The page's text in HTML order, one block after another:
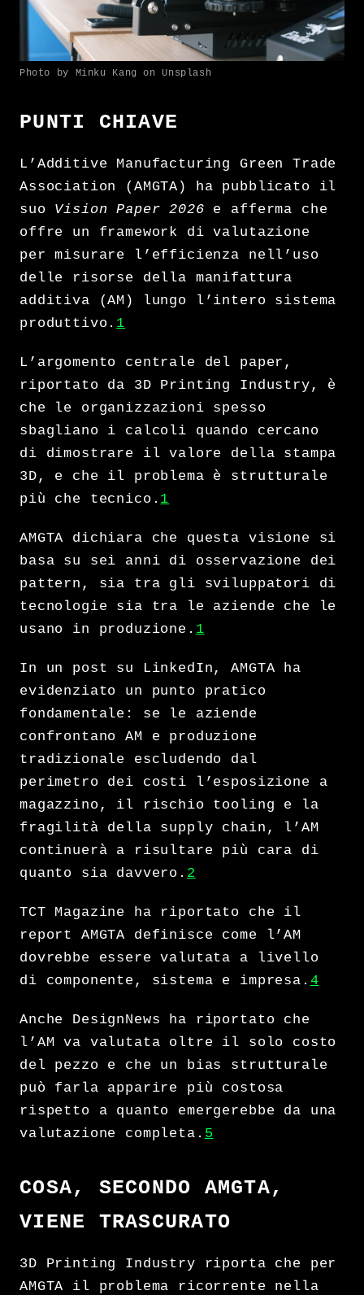
Photo by Minku Kang on Unsplash
PUNTI CHIAVE
L’Additive Manufacturing Green Trade
Association (AMGTA) ha pubblicato il
suo Vision Paper 2026 e afferma che
offre un framework di valutazione
per misurare l’efficienza nell’uso
delle risorse della manifattura
additiva (AM) lungo l’intero sistema
produttivo. 1
L’argomento centrale del paper,
riportato da 3D Printing Industry, è
che le organizzazioni spesso
sbagliano i calcoli quando cercano
di dimostrare il valore della stampa
3D, e che il problema è strutturale
più che tecnico. 1
AMGTA dichiara che questa visione si
basa su sei anni di osservazione dei
pattern, sia tra gli sviluppatori di
tecnologie sia tra le aziende che le
usano in produzione. 1
In un post su LinkedIn, AMGTA ha
evidenziato un punto pratico
fondamentale: se le aziende
confrontano AM e produzione
tradizionale escludendo dal
perimetro dei costi l’esposizione a
magazzino, il rischio tooling e la
fragilità della supply chain, l’AM
continuerà a risultare più cara di
quanto sia davvero. 2
TCT Magazine ha riportato che il
report AMGTA definisce come l’AM
dovrebbe essere valutata a livello
di componente, sistema e impresa. 4
Anche DesignNews ha riportato che
l’AM va valutata oltre il solo costo
del pezzo e che un bias strutturale
può farla apparire più costosa
rispetto a quanto emergerebbe da una
valutazione completa. 5
COSA, SECONDO AMGTA,
VIENE TRASCURATO
3D Printing Industry riporta che per
AMGTA il problema ricorrente nella